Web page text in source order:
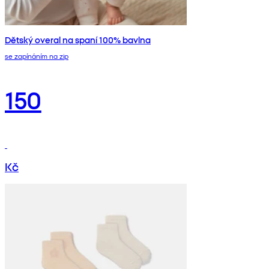
Dětský overal na spaní 100% bavlna
se zapínáním na zip
150
Kč